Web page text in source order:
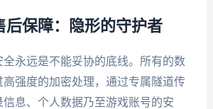
后保障：隐形的守护者
永远是不能妥协的底线。所有的数
强度的加密处理，通过专属隧道传
息、个人数据乃至游戏账号的安